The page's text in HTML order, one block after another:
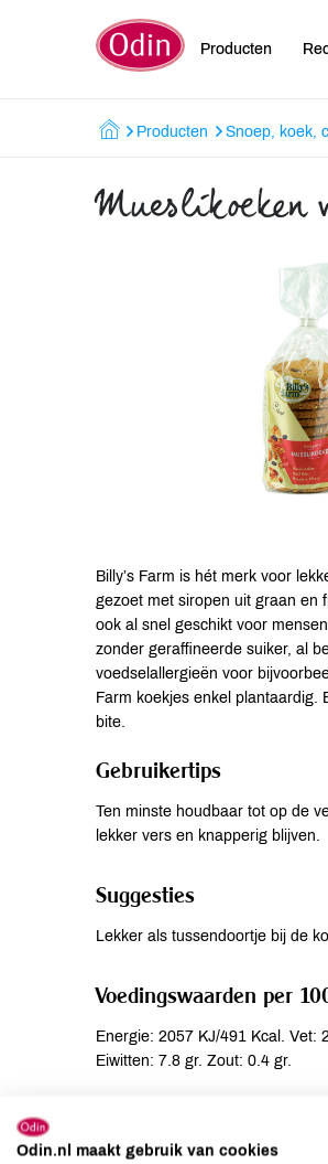
Producten
Producten Snoep, koek,
Mueslikoeken
Billy’s Farm is hét merk voor
gezoet met siropen uit graan en
ook al snel geschikt voor
zonder geraffineerde suiker, al
voedselallergieën voor
Farm koekjes enkel
bite.
Gebruikertips
Ten minste houdbaar tot op de
lekker vers en knapperig blijven.
Suggesties
Lekker als tussendoortje bij de
Voedingswaarden per
Energie: 2057 KJ/491 Kcal. Vet:
Eiwitten: 7.8 gr. Zout: 0.4 gr.
Odin.nl maakt gebruik van cookies